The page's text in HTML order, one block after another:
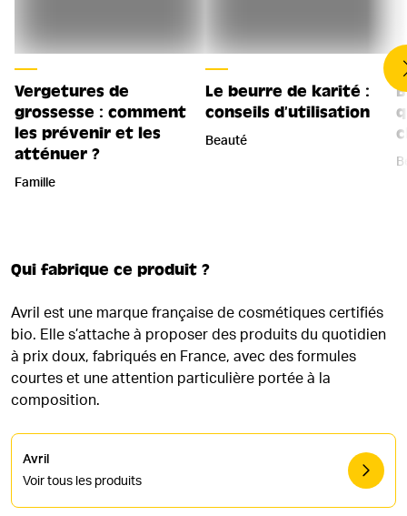
Vergetures de
grossesse : comment
les prévenir et les
atténuer ?
Famille
Le beurre de karité :
conseils d’utilisation
Beauté
Qui fabrique ce produit ?
Avril est une marque française de cosmétiques certifiés
bio. Elle s’attache à proposer des produits du quotidien
à prix doux, fabriqués en France, avec des formules
courtes et une attention particulière portée à la
composition.
Avril
Voir tous les produits